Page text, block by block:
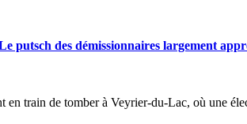
des démissionnaires largement
en train de tomber à Veyrier-du-Lac, où une